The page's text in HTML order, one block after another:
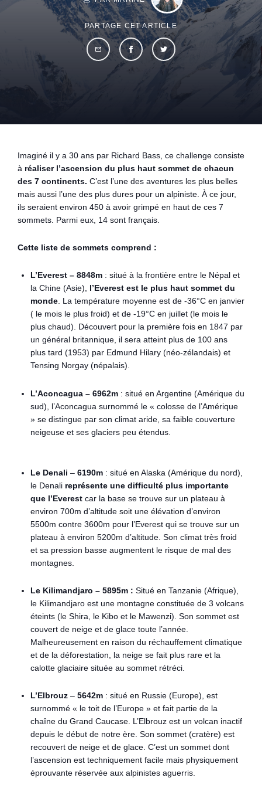
PARTAGE CET ARTICLE
Imaginé il y a 30 ans par Richard Bass, ce challenge consiste
à réaliser l’ascension du plus haut sommet de chacun
des 7 continents. C’est l’une des aventures les plus belles
mais aussi l’une des plus dures pour un alpiniste. À ce jour,
ils seraient environ 450 à avoir grimpé en haut de ces 7
sommets. Parmi eux, 14 sont français.
Cette liste de sommets comprend :
L’Everest – 8848m : situé à la frontière entre le Népal et
la Chine (Asie), l’Everest est le plus haut sommet du
monde. La température moyenne est de -36°C en janvier
( le mois le plus froid) et de -19°C en juillet (le mois le
plus chaud). Découvert pour la première fois en 1847 par
un général britannique, il sera atteint plus de 100 ans
plus tard (1953) par Edmund Hilary (néo-zélandais) et
Tensing Norgay (népalais).
L’Aconcagua – 6962m: situé en Argentine (Amérique du
sud), l’Aconcagua surnommé le « colosse de l’Amérique
» se distingue par son climat aride, sa faible couverture
neigeuse et ses glaciers peu étendus.
Le Denali –6190m : situé en Alaska (Amérique du nord),
le Denali représente une difficulté plus importante
que l’Everestcar la base se trouve sur un plateau à
environ 700m d’altitude soit une élévation d’environ
5500m contre 3600m pour l’Everest qui se trouve sur un
plateau à environ 5200m d’altitude. Son climat très froid
et sa pression basse augmentent le risque de mal des
montagnes.
Le Kilimandjaro – 5895m : Situé en Tanzanie (Afrique),
le Kilimandjaro est une montagne constituée de 3 volcans
éteints (le Shira, le Kibo et le Mawenzi). Son sommet est
couvert de neige et de glace toute l’année.
Malheureusement en raison du réchauffement climatique
et de la déforestation, la neige se fait plus rare et la
calotte glaciaire située au sommet rétréci.
L’Elbrouz–5642m: situé en Russie (Europe), est
surnommé « le toit de l’Europe » et fait partie de la
chaîne du Grand Caucase. L’Elbrouz est un volcan inactif
depuis le début de notre ère. Son sommet (cratère) est
recouvert de neige et de glace. C’est un sommet dont
l’ascension est techniquement facile mais physiquement
éprouvante réservée aux alpinistes aguerris.